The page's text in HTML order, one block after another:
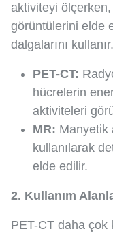
aktiviteyi
görüntülerini elde
dalgalarını kullanır.
PET-CT:
hücrelerin
aktiviteleri
MR: Manyetik
kullanılarak
elde edilir.
2. Kullanım
PET-CT daha çok